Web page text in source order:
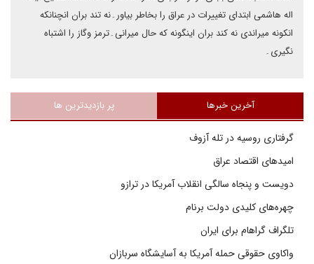
اله هاشمی ابتدای تغییرات در عراق را بخاطر بیاور۔نه تند بران انچنانکه
انکونه میراندی نه کند بران اینگونه که حال میرانی۔ترمز وگاز را اشتباه
نگیری۔
آخرین خبرها پر بازدیدترین ها
گرفتاری روسیه در تله آزوف
امیدهای اقتصاد عراق
دویست و پنجاه سالگی انقلاب آمریکا در ترازو
چهره‌های کلیدی دولت برنام
تلگراف گراهام برای ایران
واکاوی حقوقی حمله آمریکا به آسایشگاه سربازان